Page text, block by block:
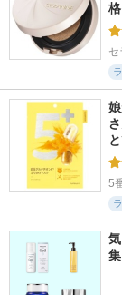
セ
5
集